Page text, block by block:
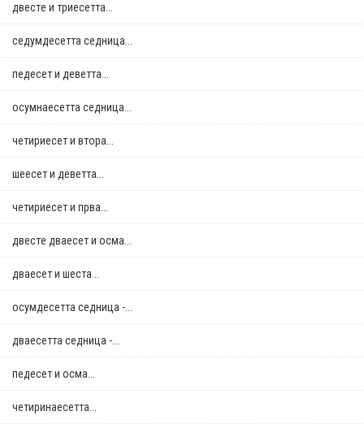
двестe и триесетта...
седумдесетта седница...
педесет и деветта...
осумнaесетта седница...
четириесет и втора...
шеесет и деветта...
четириесет и прва...
двестe дваесет и осма...
дваесет и шеста...
осумдесетта седница -...
дваесетта седница -...
педесет и осма...
четиринаесетта...